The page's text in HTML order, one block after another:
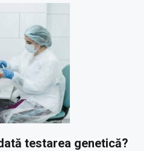
testarea genetică?